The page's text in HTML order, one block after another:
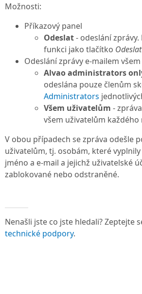
Možnosti:
Příkazový panel
Odeslat- odeslání
funkci jako tlačítko Odeslat
Odeslání zprávy e-mailem
Alvao administrators
odeslána pouze členům
Administrators
Všem uživatelům -
všem uživatelům každého
V obou případech se zpráva odešle
uživatelům, tj. osobám, které
jméno a e-mail a jejichž uživatelské
zablokované nebo odstraněné.
Nenašli jste co jste hledali? Zeptejte
technické podpory.